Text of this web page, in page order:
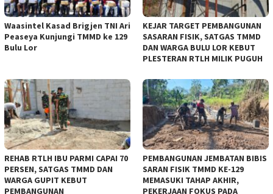
Waasintel Kasad Brigjen TNI Ari
Peaseya Kunjungi TMMD ke 129
Bulu Lor
KEJAR TARGET PEMBANGUNAN
SASARAN FISIK, SATGAS TMMD
DAN WARGA BULU LOR KEBUT
PLESTERAN RTLH MILIK PUGUH
REHAB RTLH IBU PARMI CAPAI 70
PERSEN, SATGAS TMMD DAN
WARGA GUPIT KEBUT
PEMBANGUNAN
PEMBANGUNAN JEMBATAN BIBIS
SARAN FISIK TMMD KE-129
MEMASUKI TAHAP AKHIR,
PEKERJAAN FOKUS PADA